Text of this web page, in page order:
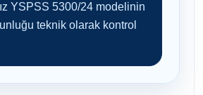
YSPSS 5300/24 modelinin
teknik olarak kontrol